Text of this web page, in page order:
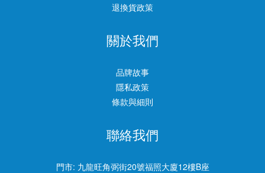
退換貨政策
關於我們
品牌故事
隱私政策
條款與細則
聯絡我們
門市: 九龍旺角弼街20號福照大廈12樓B座